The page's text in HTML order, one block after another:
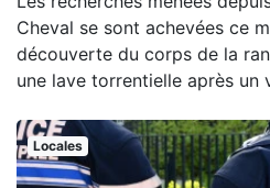
Cheval se sont achevées ce
découverte du corps de la
une lave torrentielle après un
Locales